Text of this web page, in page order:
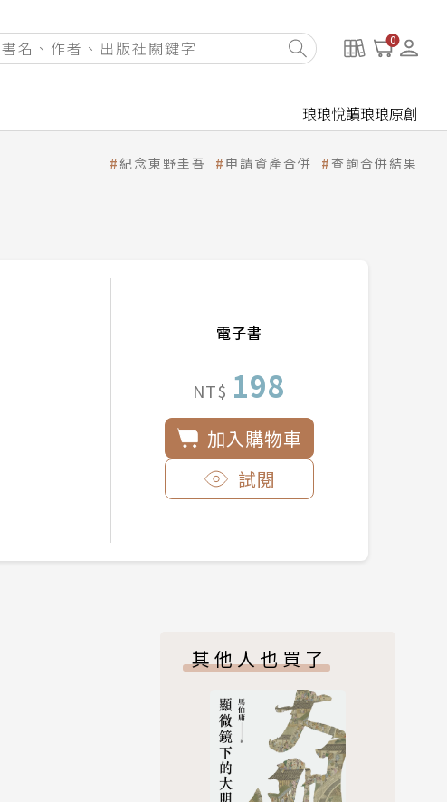
0
琅琅悅讀琅琅原創
紀念東野圭吾 申請資產合併 查詢合併結果
電子書
NT$ 198
加入購物車
試閱
其他人也買了